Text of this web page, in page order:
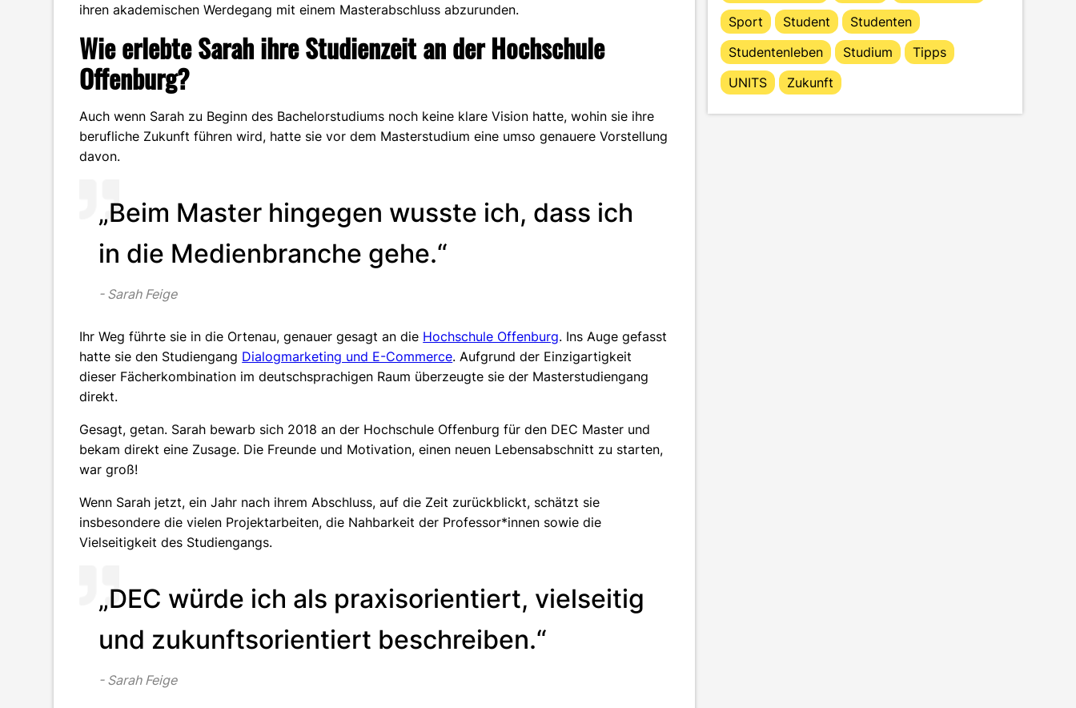
ihren akademischen Werdegang mit einem Masterabschluss abzurunden.
Wie erlebte Sarah ihre Studienzeit an der Hochschule
Offenburg?
Auch wenn Sarah zu Beginn des Bachelorstudiums noch keine klare Vision hatte, wohin sie ihre
berufliche Zukunft führen wird, hatte sie vor dem Masterstudium eine umso genauere Vorstellung
davon.
„Beim Master hingegen wusste ich, dass ich
in die Medienbranche gehe.“
Sarah Feige
Ihr Weg führte sie in die Ortenau, genauer gesagt an die Hochschule Offenburg. Ins Auge gefasst
hatte sie den Studiengang Dialogmarketing und E-Commerce. Aufgrund der Einzigartigkeit
dieser Fächerkombination im deutschsprachigen Raum überzeugte sie der Masterstudiengang
direkt.
Gesagt, getan. Sarah bewarb sich 2018 an der Hochschule Offenburg für den DEC Master und
bekam direkt eine Zusage. Die Freunde und Motivation, einen neuen Lebensabschnitt zu starten,
war groß!
Wenn Sarah jetzt, ein Jahr nach ihrem Abschluss, auf die Zeit zurückblickt, schätzt sie
insbesondere die vielen Projektarbeiten, die Nahbarkeit der Professor*innen sowie die
Vielseitigkeit des Studiengangs.
„DEC würde ich als praxisorientiert, vielseitig
und zukunftsorientiert beschreiben.“
Sarah Feige
Sport
Student
Studenten
Studentenleben
Studium
Tipps
UNITS
Zukunft